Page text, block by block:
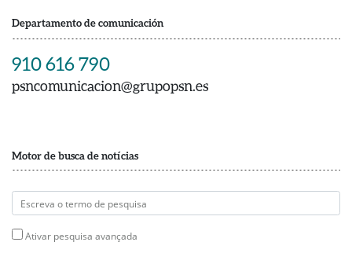
Departamento de comunicación
910 616 790
psncomunicacion@grupopsn.es
Motor de busca de notícias
Ativar pesquisa avançada